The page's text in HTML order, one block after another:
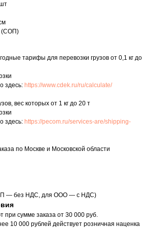
(СОП)
тарифы для перевозки грузов от 0,1 кг до
здесь: https://www.cdek.ru/ru/calculate/
вес которых от 1 кг до 20 т
здесь: https://pecom.ru/services-are/shipping-
по Москве и Московской области
— без НДС, для ООО — с НДС)
при сумме заказа от 30 000 руб.
10 000 рублей действует розничная наценка